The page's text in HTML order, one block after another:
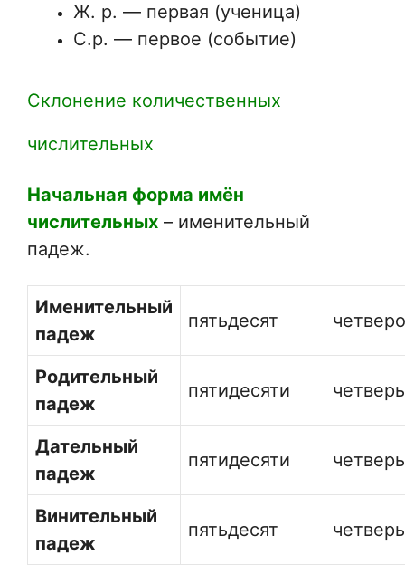
Ж. р. — первая (ученица)
С.р. — первое (событие)
Склонение количественных
числительных
Начальная форма имён
числительных – именительный
падеж.
Именительный
падеж
пятьдесят четверо
Родительный
падеж
пятидесяти
Дательный
падеж
пятидесяти
Винительный
падеж
пятьдесят